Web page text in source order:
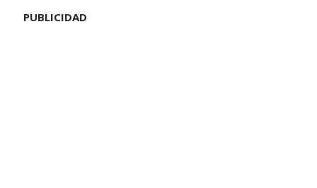
PUBLICIDAD